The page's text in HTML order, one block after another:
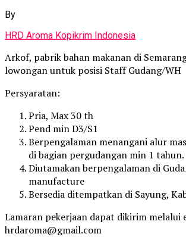
By
HRD Aroma Kopikrim Indonesia
Arkof, pabrik bahan makanan di
lowongan untuk posisi Staff Gudang/WH
Persyaratan:
Pria, Max 30 th
Pend min D3/S1
Berpengalaman menangani alur
di bagian pergudangan min 1 tahun.
Diutamakan berpengalaman di
manufacture
Bersedia ditempatkan di Sayung,
Lamaran pekerjaan dapat dikirim melalui
hrdaroma@gmail.com